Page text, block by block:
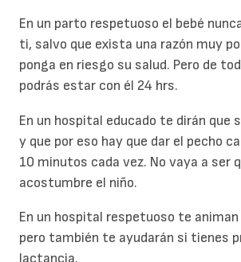
En un parto respetuoso el bebé
ti, salvo que exista una razón muy
ponga en riesgo su salud. Pero de
podrás estar con él 24 hrs.
En un hospital educado te dirán que
y que por eso hay que dar el pecho
10 minutos cada vez. No vaya a ser
acostumbre el niño.
En un hospital respetuoso te
pero también te ayudarán si tienes
lactancia.